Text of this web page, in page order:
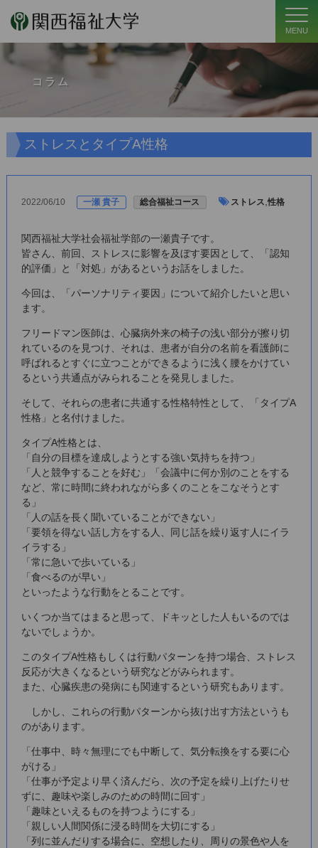
MENU
コラム
ストレスとタイプA性格
2022/06/10 一瀬 貴子 総合福祉コース ストレス ,性格
関西福祉大学社会福祉学部の一瀬貴子です。
皆さん、前回、ストレスに影響を及ぼす要因として、「認知
的評価」と「対処」があるというお話をしました。
今回は、「パーソナリティ要因」について紹介したいと思い
ます。
フリードマン医師は、心臓病外来の椅子の浅い部分が擦り切
れているのを見つけ、それは、患者が自分の名前を看護師に
呼ばれるとすぐに立つことができるように浅く腰をかけてい
るという共通点がみられることを発見しました。
そして、それらの患者に共通する性格特性として、「タイプA
性格」と名付けました。
タイプA性格とは、
「自分の目標を達成しようとする強い気持ちを持つ」
「人と競争することを好む」「会議中に何か別のことをする
など、常に時間に終われながら多くのことをこなそうとす
る」
「人の話を長く聞いていることができない」
「要領を得ない話し方をする人、同じ話を繰り返す人にイラ
イラする」
「常に急いで歩いている」
「食べるのが早い」
といったような行動をとることです。
いくつか当てはまると思って、ドキッとした人もいるのでは
ないでしょうか。
このタイプA性格もしくは行動パターンを持つ場合、ストレス
反応が大きくなるという研究などがみられます。
また、心臓疾患の発病にも関連するという研究もあります。
しかし、これらの行動パターンから抜け出す方法というも
のがあります。
「仕事中、時々無理にでも中断して、気分転換をする要に心
がける」
「仕事が予定より早く済んだら、次の予定を繰り上げたりせ
ずに、趣味や楽しみのための時間に回す」
「趣味といえるものを持つようにする」
「親しい人間関係に浸る時間を大切にする」
「列に並んだりする場合に、空想したり、周りの景色や人を